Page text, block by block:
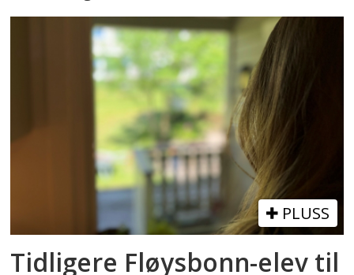
PLUSS
Tidligere Fløysbonn-elev til